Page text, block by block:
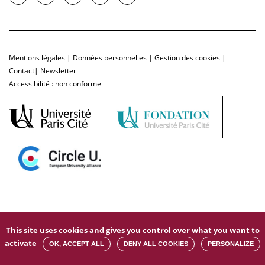
Mentions légales | Données personnelles | Gestion des cookies |
Contact| Newsletter
Accessibilité : non conforme
This site uses cookies and gives you control over what you want to
activate
OK, ACCEPT ALL DENY ALL COOKIES PERSONALIZE